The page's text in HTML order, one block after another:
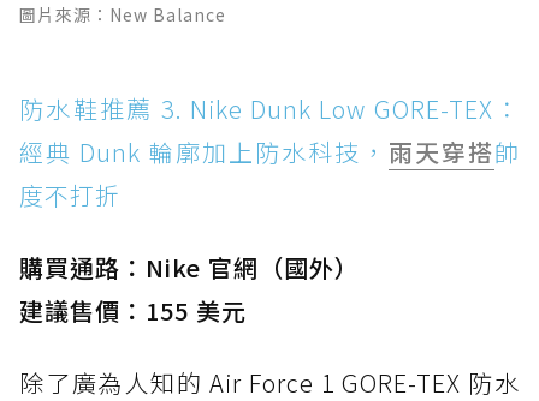
圖片來源：New Balance
防水鞋推薦 3. Nike Dunk Low GORE-TEX：
經典 Dunk 輪廓加上防水科技， 雨天穿搭帥
度不打折
購買通路：Nike 官網（國外）
建議售價：155 美元
除了廣為人知的 Air Force 1 GORE-TEX 防水